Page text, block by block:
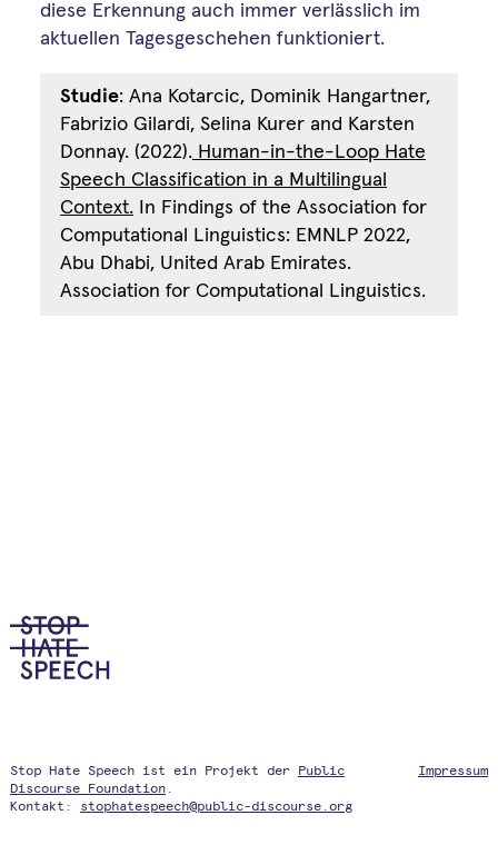
diese Erkennung auch immer verlässlich im
aktuellen Tagesgeschehen funktioniert.
Studie: Ana Kotarcic, Dominik Hangartner,
Fabrizio Gilardi, Selina Kurer and Karsten
Donnay. (2022). Human-in-the-Loop Hate
Speech Classification in a Multilingual
Context. In Findings of the Association for
Computational Linguistics: EMNLP 2022,
Abu Dhabi, United Arab Emirates.
Association for Computational Linguistics.
Stop Hate Speech ist ein Projekt der Public
Discourse Foundation .
Kontakt: stophatespeech@public-discourse.org
Impressum